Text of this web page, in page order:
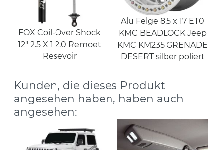
FOX Coil-Over Shock
12" 2.5 X 1 2.0 Remoet
Resevoir
Alu Felge 8,5 x 17 ET0
KMC BEADLOCK Jeep
KMC KM235 GRENADE
DESERT silber poliert
Kunden, die dieses Produkt
angesehen haben, haben auch
angesehen: